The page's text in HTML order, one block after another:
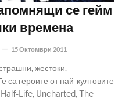
се гейм
времена
15 Октомври 2011
жестоки,
са героите от най-култовите
Half-Life, Uncharted, The